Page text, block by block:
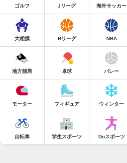
ゴルフ Jリーグ 海外サッカー
大相撲 Bリーグ NBA
地方競馬 卓球 バレー
モーター フィギュア ウィンター
自転車 学生スポーツ Doスポーツ